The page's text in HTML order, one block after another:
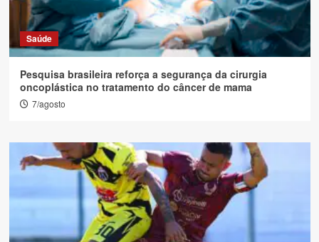
Saúde
Pesquisa brasileira reforça a segurança da cirurgia
oncoplástica no tratamento do câncer de mama
7/agosto